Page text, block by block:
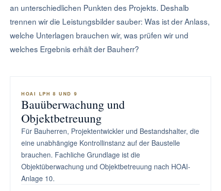
an unterschiedlichen Punkten des Projekts. Deshalb
trennen wir die Leistungsbilder sauber: Was ist der Anlass,
welche Unterlagen brauchen wir, was prüfen wir und
welches Ergebnis erhält der Bauherr?
HOAI LPH 8 UND 9
Bauüberwachung und
Objektbetreuung
Für Bauherren, Projektentwickler und Bestandshalter, die
eine unabhängige Kontrollinstanz auf der Baustelle
brauchen. Fachliche Grundlage ist die
Objektüberwachung und Objektbetreuung nach HOAI-
Anlage 10.